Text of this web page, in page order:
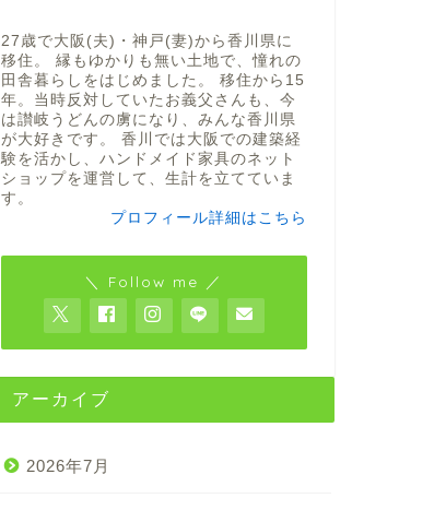
27歳で大阪(夫)・神戸(妻)から香川県に
移住。 縁もゆかりも無い土地で、憧れの
田舎暮らしをはじめました。 移住から15
年。当時反対していたお義父さんも、今
は讃岐うどんの虜になり、みんな香川県
が大好きです。 香川では大阪での建築経
験を活かし、ハンドメイド家具のネット
ショップを運営して、生計を立てていま
す。
プロフィール詳細はこちら
＼ Follow me ／
アーカイブ
2026年7月